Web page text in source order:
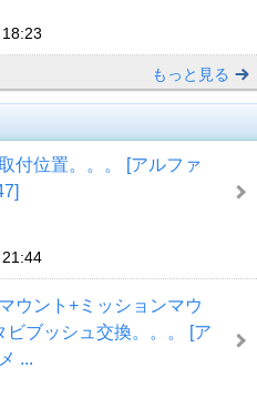
もっと見る
付位置。。。 [アルファ
ウント+ミッションマウ
ビブッシュ交換。。。 [ア
...